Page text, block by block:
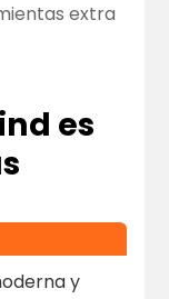
extra
es
y